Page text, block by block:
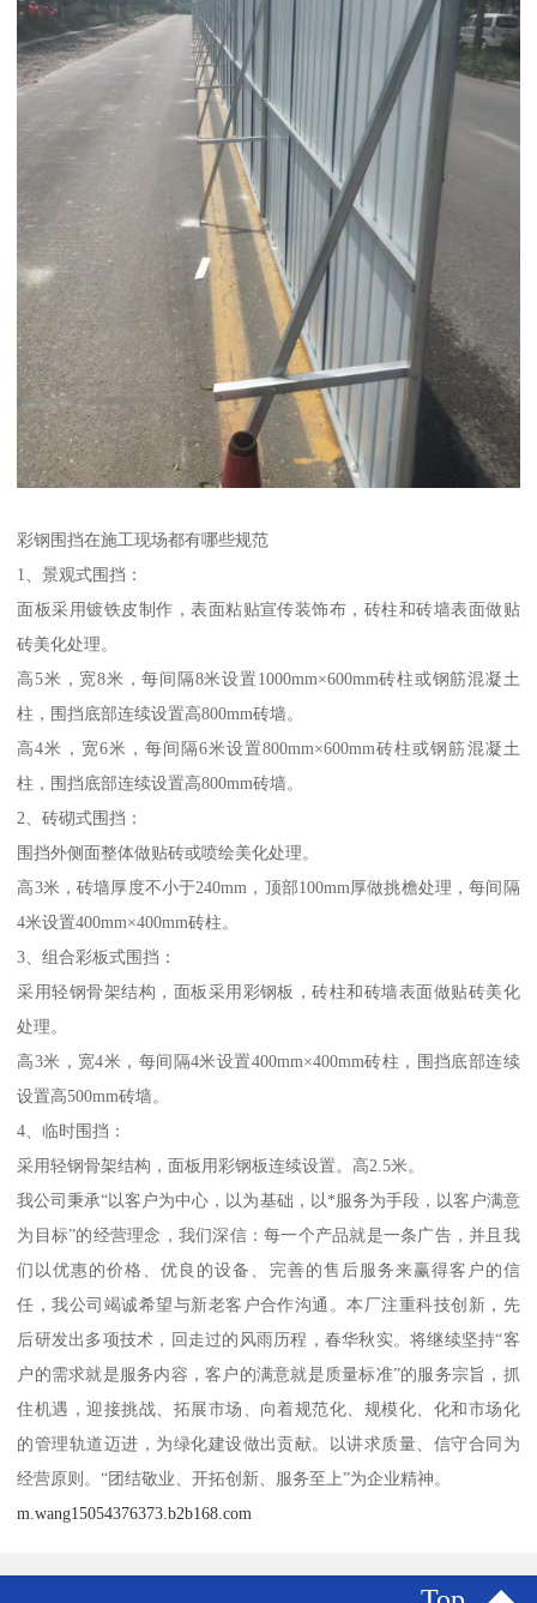
彩钢围挡在施工现场都有哪些规范
1、景观式围挡：
面板采用镀铁皮制作，表面粘贴宣传装饰布，砖柱和砖墙表面做贴
砖美化处理。
高5米，宽8米，每间隔8米设置1000mm×600mm砖柱或钢筋混凝土
柱，围挡底部连续设置高800mm砖墙。
高4米，宽6米，每间隔6米设置800mm×600mm砖柱或钢筋混凝土
柱，围挡底部连续设置高800mm砖墙。
2、砖砌式围挡：
围挡外侧面整体做贴砖或喷绘美化处理。
高3米，砖墙厚度不小于240mm，顶部100mm厚做挑檐处理，每间隔
4米设置400mm×400mm砖柱。
3、组合彩板式围挡：
采用轻钢骨架结构，面板采用彩钢板，砖柱和砖墙表面做贴砖美化
处理。
高3米，宽4米，每间隔4米设置400mm×400mm砖柱，围挡底部连续
设置高500mm砖墙。
4、临时围挡：
采用轻钢骨架结构，面板用彩钢板连续设置。高2.5米。
我公司秉承“以客户为中心，以为基础，以*服务为手段，以客户满意
为目标”的经营理念，我们深信：每一个产品就是一条广告，并且我
们以优惠的价格、优良的设备、完善的售后服务来赢得客户的信
任，我公司竭诚希望与新老客户合作沟通。本厂注重科技创新，先
后研发出多项技术，回走过的风雨历程，春华秋实。将继续坚持“客
户的需求就是服务内容，客户的满意就是质量标准”的服务宗旨，抓
住机遇，迎接挑战、拓展市场、向着规范化、规模化、化和市场化
的管理轨道迈进，为绿化建设做出贡献。以讲求质量、信守合同为
经营原则。“团结敬业、开拓创新、服务至上”为企业精神。
m.wang15054376373.b2b168.com